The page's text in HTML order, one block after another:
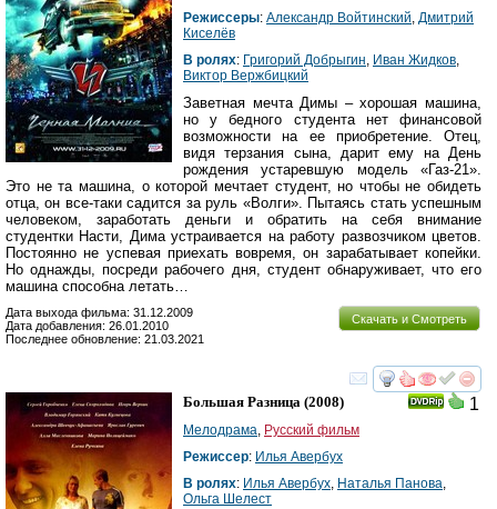
Режиссеры: Александр Войтинский Дмитрий
Киселёв
В ролях: Григорий Добрыгин Ивaн Жидкoв
Виктор Вержбицкий
Заветная мечта Димы – хорошая машина,
но у бедного студента нет финансовой
возможности на ее приобретение. Отец,
видя терзания сына, дарит ему на День
рождения устаревшую модель «Газ-21».
Это не та машина, о которой мечтает студент, но чтобы не обидеть
отца, он все-таки садится за руль «Волги». Пытаясь стать успешным
человеком, заработать деньги и обратить на себя внимание
студентки Насти, Дима устраивается на работу развозчиком цветов.
Постоянно не успевая приехать вовремя, он зарабатывает копейки.
Но однажды, посреди рабочего дня, студент обнаруживает, что его
машина способна летать…
Скачать и Смотреть
Дата выхода фильма: 31.12.2009
Дата добавления: 26.01.2010
Последнее обновление: 21.03.2021
смотреть
1
Большая Разница (2008)
Мелодрама, Русский фильм
Режиссер: Илья Авербух
В ролях: Илья Авербух, Наталья Панова,
Ольга Шелест